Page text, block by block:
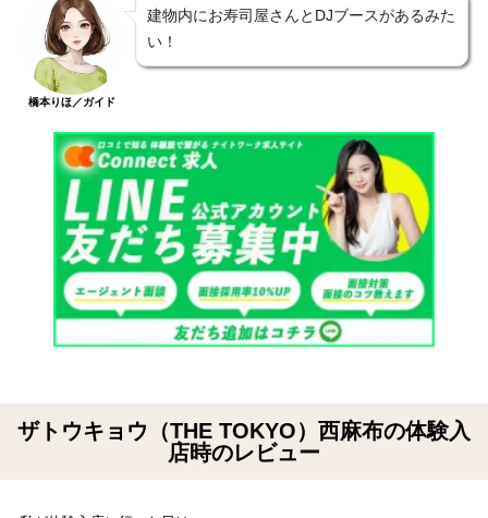
橋本りほ／ガイド
建物内にお寿司屋さんとDJブースがあるみた
い！
ザトウキョウ（THE TOKYO）西麻布の体験入
店時のレビュー